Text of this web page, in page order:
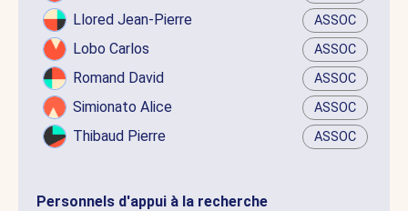
Llored Jean-Pierre ASSOC
Lobo Carlos ASSOC
Romand David ASSOC
Simionato Alice ASSOC
Thibaud Pierre ASSOC
Personnels d'appui à la recherche